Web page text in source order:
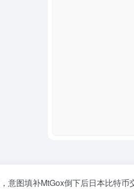
图填补MtGox倒下后日本比特